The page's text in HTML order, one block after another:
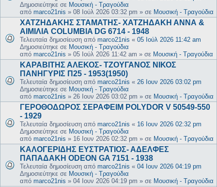
Δημοσιεύτηκε σε Μουσική - Τραγούδια
από marco21nis » 08 Ιούλ 2026 03:32 pm » σε Μουσική - Τραγούδια
ΧΑΤΖΗΔΑΚΗΣ ΣΤΑΜΑΤΗΣ- ΧΑΤΖΗΔΑΚΗ ΑΝΝΑ &
ΑΙΜΙΛΙΑ COLUMBIA DG 6714 - 1948
Τελευταία δημοσίευση από marco21nis « 05 Ιούλ 2026 11:42 am
Δημοσιεύτηκε σε Μουσική - Τραγούδια
από marco21nis » 05 Ιούλ 2026 11:42 am » σε Μουσική - Τραγούδια
ΚΑΡΑΒΙΤΗΣ ΑΛΕΚΟΣ- ΤΖΟΥΓΑΝΟΣ ΝΙΚΟΣ
ΠΑΝΗΓΥΡΙΣ Π25 - 1953(1950)
Τελευταία δημοσίευση από marco21nis « 26 Ιουν 2026 03:02 pm
Δημοσιεύτηκε σε Μουσική - Τραγούδια
από marco21nis » 26 Ιουν 2026 03:02 pm » σε Μουσική - Τραγούδια
ΓΕΡΟΘΟΔΩΡΟΣ ΣΕΡΑΦΕΙΜ POLYDOR V 50549-550
- 1929
Τελευταία δημοσίευση από marco21nis « 16 Ιουν 2026 02:32 pm
Δημοσιεύτηκε σε Μουσική - Τραγούδια
από marco21nis » 16 Ιουν 2026 02:32 pm » σε Μουσική - Τραγούδια
ΚΑΛΟΓΕΡΙΔΗΣ ΕΥΣΤΡΑΤΙΟΣ- ΑΔΕΛΦΕΣ
ΠΑΠΑΔΑΚΗ ODEON GA 7151 - 1938
Τελευταία δημοσίευση από marco21nis « 04 Ιουν 2026 04:19 pm
Δημοσιεύτηκε σε Μουσική - Τραγούδια
από marco21nis » 04 Ιουν 2026 04:19 pm » σε Μουσική - Τραγούδια